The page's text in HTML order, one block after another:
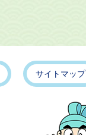
サイトマップ